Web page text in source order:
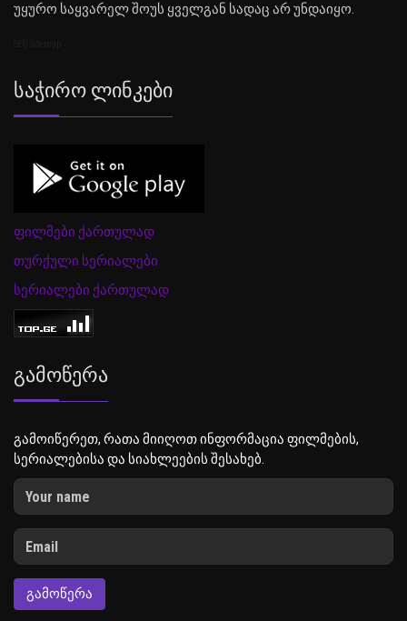
უყურო საყვარელ შოუს ყველგან სადაც არ უნდაიყო.
Საჭირო Ლინკები
ფილმები ქართულად
თურქული სერიალები
სერიალები ქართულად
Გამოწერა
გამოიწერეთ, რათა მიიღოთ ინფორმაცია ფილმების,
სერიალებისა და სიახლეების შესახებ.
ᲒᲐᲛᲝᲬᲔᲠᲐ